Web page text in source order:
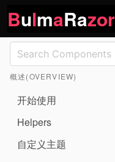
BulmaRazor
概述(OVERVIEW)
开始使用
Helpers
自定义主题